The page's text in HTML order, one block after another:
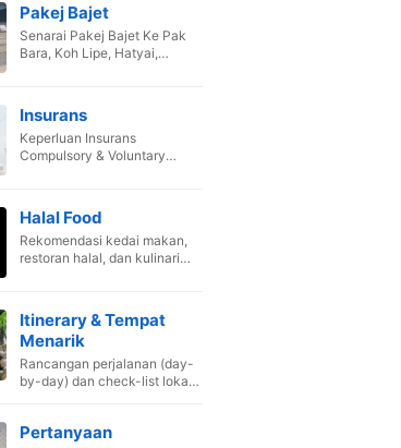
Pakej Bajet
Senarai Pakej Bajet Ke Pak
Bara, Koh Lipe, Hatyai,
Insurans
Keperluan Insurans
Compulsory & Voluntary
Halal Food
Rekomendasi kedai makan,
restoran halal, dan kulinari
Itinerary & Tempat
Menarik
Rancangan perjalanan (day-
by-day) dan check-list lokasi
Pertanyaan